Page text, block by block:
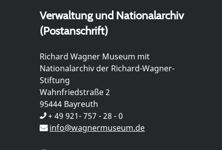
Verwaltung und Nationalarchiv
(Postanschrift)
Richard Wagner Museum mit
Nationalarchiv der Richard-Wagner-
Stiftung
Wahnfriedstraße 2
95444 Bayreuth
+ 49 921- 757 - 28 - 0
info@wagnermuseum.de